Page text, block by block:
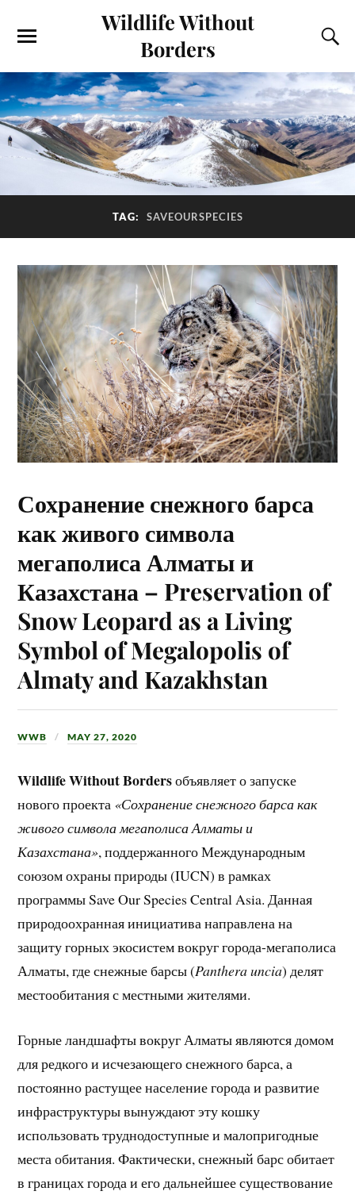
Wildlife Without
Borders
TAG: SAVEOURSPECIES
Сохранение снежного барса
как живого символа
мегаполиса Алматы и
Казахстана – Preservation of
Snow Leopard as a Living
Symbol of Megalopolis of
Almaty and Kazakhstan
WWB MAY 27, 2020
Wildlife Without Bordersобъявляет о запуске
нового проекта «Сохранение снежного барса как
живого символа мегаполиса Алматы и
Казахстана», поддержанного Международным
союзом охраны природы (IUCN) в рамках
программы Save Our Species Central Asia. Данная
природоохранная инициатива направлена на
защиту горных экосистем вокруг города-мегаполиса
Алматы, где снежные барсы (Panthera uncia) делят
местообитания с местными жителями.
Горные ландшафты вокруг Алматы являются домом
для редкого и исчезающего снежного барса, а
постоянно растущее население города и развитие
инфраструктуры вынуждают эту кошку
использовать труднодоступные и малопригодные
места обитания. Фактически, снежный барс обитает
в границах города и его дальнейшее существование